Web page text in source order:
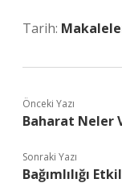
Tarih:
Önceki Yazı
Baharat Neler
Sonraki Yazı
Bağımlılığı